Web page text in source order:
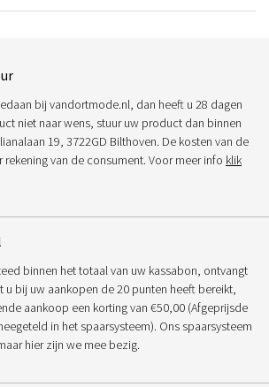
bij vandortmode.nl, dan heeft u 28 dagen
niet naar wens, stuur uw product dan binnen
19, 3722GD Bilthoven. De kosten van de
van de consument. Voor meer info klik
binnen het totaal van uw kassabon, ontvangt
u bij uw aankopen de 20 punten heeft bereikt,
aankoop een korting van €50,00 (Afgeprijsde
in het spaarsysteem). Ons spaarsysteem
hier zijn we mee bezig.